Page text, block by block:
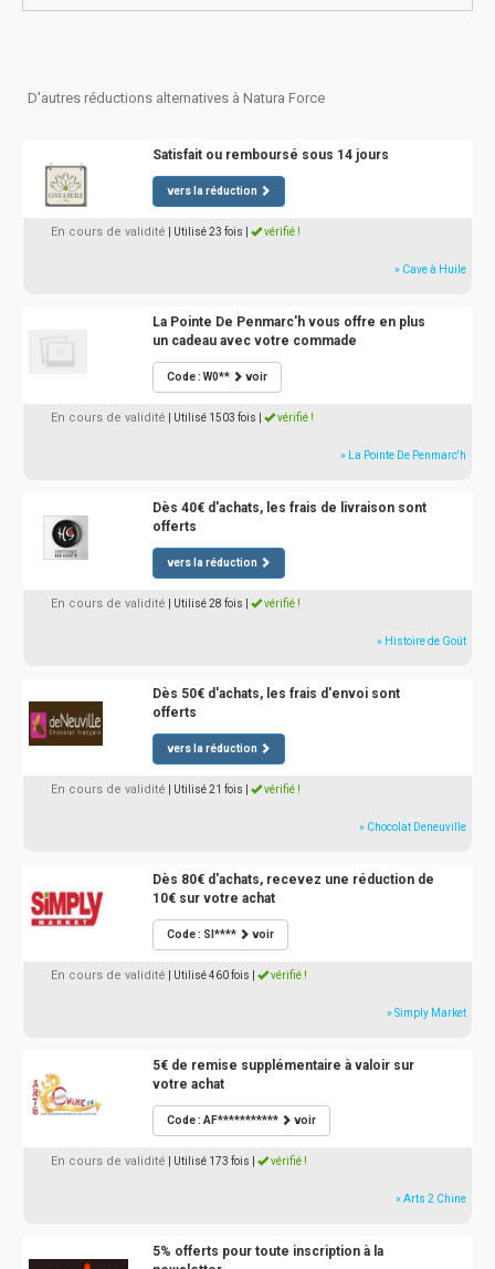
D'autres réductions alternatives à Natura Force
Satisfait ou remboursé sous 14 jours
vers la réduction
En cours de validité | Utilisé 23 fois vérifié !
» Cave à Huile
La Pointe De Penmarc'h vous offre en plus
un cadeau avec votre commade
Code : W0** voir
En cours de validité | Utilisé 1503 fois vérifié !
» La Pointe De Penmarc'h
Dès 40€ d'achats, les frais de livraison sont
offerts
vers la réduction
En cours de validité | Utilisé 28 fois vérifié !
» Histoire de Goût
Dès 50€ d'achats, les frais d'envoi sont
offerts
vers la réduction
En cours de validité | Utilisé 21 fois vérifié !
» Chocolat Deneuville
Dès 80€ d'achats, recevez une réduction de
10€ sur votre achat
Code : SI**** voir
En cours de validité | Utilisé 460 fois vérifié !
» Simply Market
5€ de remise supplémentaire à valoir sur
votre achat
Code : AF*********** voir
En cours de validité | Utilisé 173 fois vérifié !
» Arts 2 Chine
5% offerts pour toute inscription à la